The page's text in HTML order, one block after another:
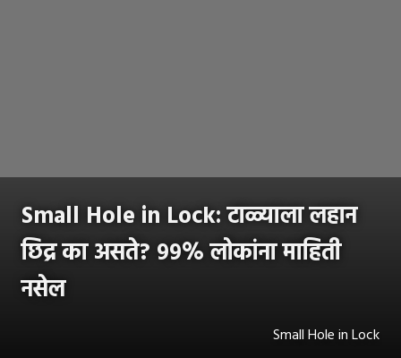
Small Hole in Lock: टाळ्याला लहान
छिद्र का असते? ९९% लोकांना माहिती
नसेल
Small Hole in Lock